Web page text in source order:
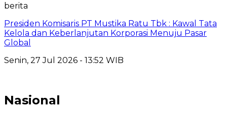
berita
Presiden Komisaris PT Mustika Ratu Tbk : Kawal Tata
Kelola dan Keberlanjutan Korporasi Menuju Pasar
Global
Senin, 27 Jul 2026 - 13:52 WIB
Nasional